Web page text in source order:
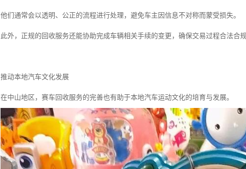
他们通常会以透明、公正的流程进行处理，避免车主因信息不对称而蒙受损失。
此外，正规的回收服务还能协助完成车辆相关手续的变更，确保交易过程合法合
推动本地汽车文化发展
在中山地区，赛车回收服务的完善也有助于本地汽车运动文化的培育与发展。